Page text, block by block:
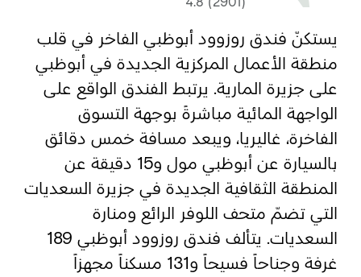
المفضلة رسم خريطة
أبو ظبي
منطقة العين
منطقة الظفرة
دائرة الثقافة والسياحة - أبوظبي
مركز أبوظبي الوطني للمعارض والمؤتمرات
يستكنّ فندق روزوود أبوظبي الفاخر في قلب
منطقة الأعمال المركزية الجديدة في أبوظبي
على جزيرة المارية. يرتبط الفندق الواقع على
الواجهة المائية مباشرةً بوجهة التسوق
الفاخرة، غاليريا، ويبعد مسافة خمس دقائق
بالسيارة عن أبوظبي مول و15 دقيقة عن
المنطقة الثقافية الجديدة في جزيرة السعديات
التي تضمّ متحف اللوفر الرائع ومنارة
السعديات. يتألف فندق روزوود أبوظبي 189
غرفة وجناحاً فسيحاً و131 مسكناً مجهزاً